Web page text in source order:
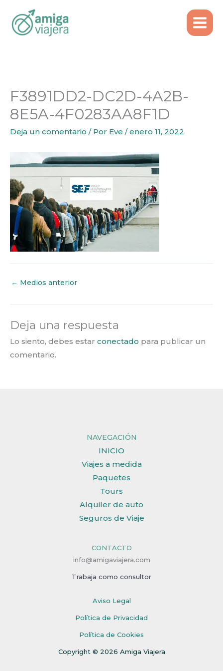
contenido
Portugal regulariza inmigrantes con procesos
pendientes
F3891DD2-DC2D-4A2B-8E5A-4F0283AA8F1D
F3891DD2-DC2D-4A2B-
8E5A-4F0283AA8F1D
Deja un comentario / Por Eve /enero 11, 2022
← Medios anterior
Deja una respuesta
Lo siento, debes estar conectado para publicar un
comentario.
NAVEGACIÓN
INICIO
Viajes a medida
Paquetes
Tours
Alquiler de auto
Seguros de Viaje
CONTACTO
info@amigaviajera.com
Trabaja como consultor
Aviso Legal
Política de Privacidad
Política de Cookies
Copyright © 2026 Amiga Viajera